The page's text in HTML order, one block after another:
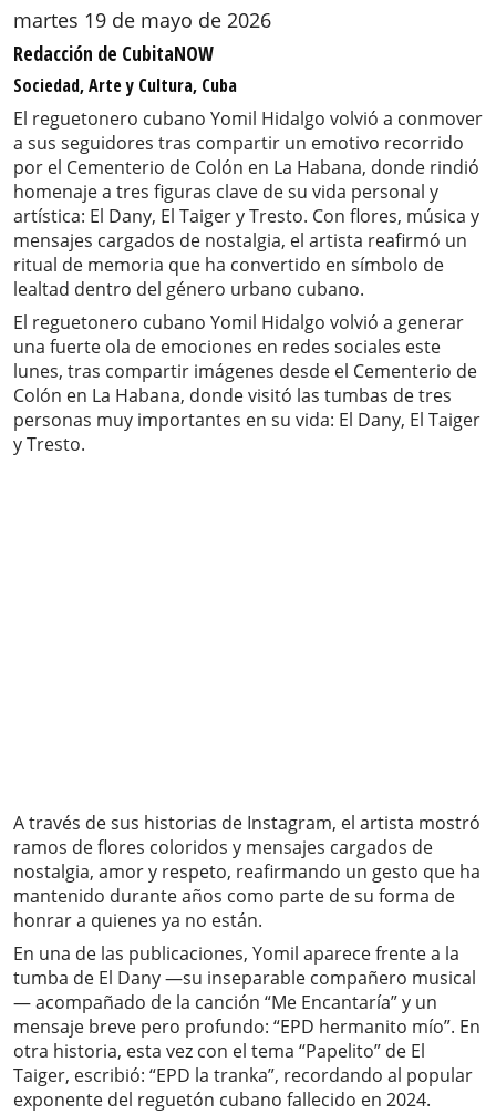
martes 19 de mayo de 2026
Redacción de CubitaNOW
Sociedad, Arte y Cultura, Cuba
El reguetonero cubano Yomil Hidalgo volvió a conmover
a sus seguidores tras compartir un emotivo recorrido
por el Cementerio de Colón en La Habana, donde rindió
homenaje a tres figuras clave de su vida personal y
artística: El Dany, El Taiger y Tresto. Con flores, música y
mensajes cargados de nostalgia, el artista reafirmó un
ritual de memoria que ha convertido en símbolo de
lealtad dentro del género urbano cubano.
El reguetonero cubano Yomil Hidalgo volvió a generar
una fuerte ola de emociones en redes sociales este
lunes, tras compartir imágenes desde el Cementerio de
Colón en La Habana, donde visitó las tumbas de tres
personas muy importantes en su vida: El Dany, El Taiger
y Tresto.
A través de sus historias de Instagram, el artista mostró
ramos de flores coloridos y mensajes cargados de
nostalgia, amor y respeto, reafirmando un gesto que ha
mantenido durante años como parte de su forma de
honrar a quienes ya no están.
En una de las publicaciones, Yomil aparece frente a la
tumba de El Dany —su inseparable compañero musical
— acompañado de la canción “Me Encantaría” y un
mensaje breve pero profundo: “EPD hermanito mío”. En
otra historia, esta vez con el tema “Papelito” de El
Taiger, escribió: “EPD la tranka”, recordando al popular
exponente del reguetón cubano fallecido en 2024.